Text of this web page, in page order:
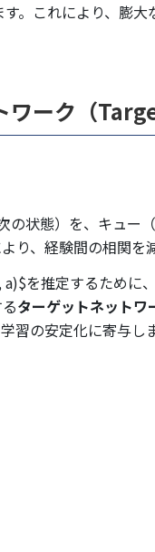
。これにより、膨
ーク（
の状態）を、キュ
、経験間の相関を
を推定するために
ターゲットネットワ
習の安定化に寄与しま